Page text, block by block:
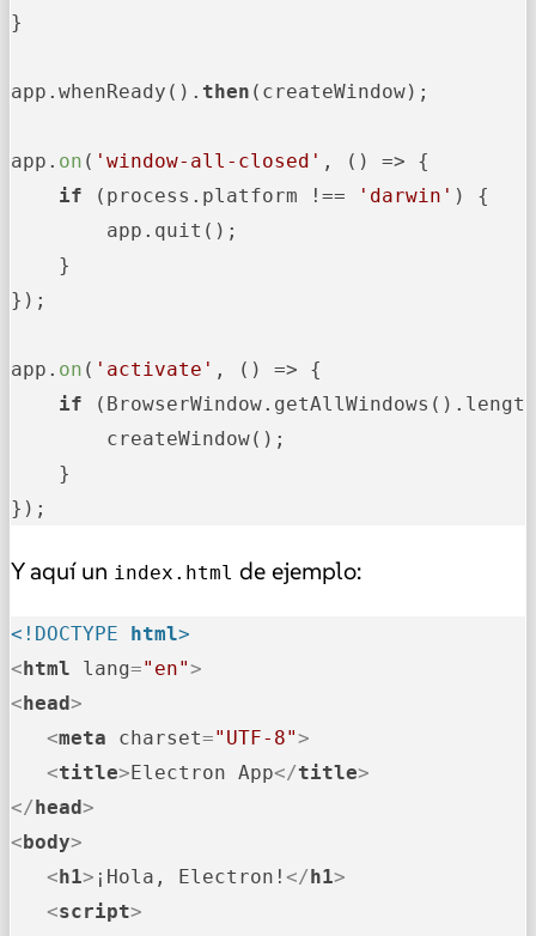
}
app.whenReady(). then (createWindow);
app. on ( 'window-all-closed' , () => {
if (process.platform !== 'darwin' ) {
        app.quit();
    }
});
app. on ( 'activate' , () => {
if
        createWindow();
    }
Y aquí un index.html de ejemplo:
<!DOCTYPE html>
<html lang="en">
<head>
<meta charset="UTF-8">
<title>Electron App</title>
</head>
<body>
<h1> ¡Hola, Electron! </h1>
<script>